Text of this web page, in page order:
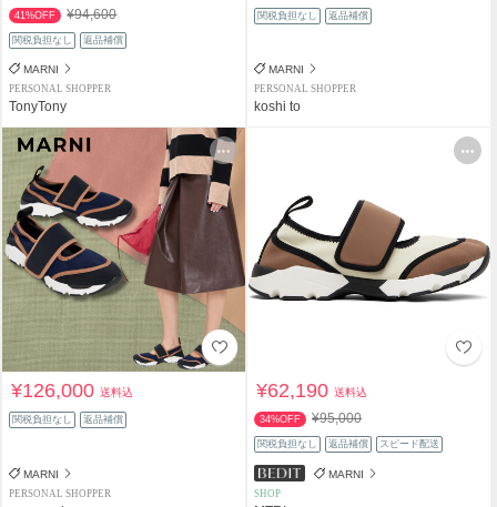
41%OFF ¥94,600
関税負担なし 返品補償
MARNI
PERSONAL SHOPPER
TonyTony
関税負担なし 返品補償
MARNI
PERSONAL SHOPPER
koshi to
¥126,000送料込
関税負担なし 返品補償
MARNI
PERSONAL SHOPPER
¥62,190送料込
34%OFF ¥95,000
関税負担なし 返品補償 スピード配送
MARNI
SHOP